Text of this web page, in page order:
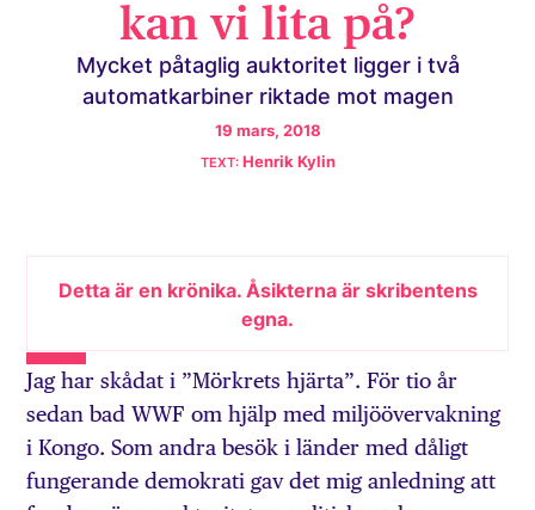
kan vi lita på?
Mycket påtaglig auktoritet ligger i två
automatkarbiner riktade mot magen
19 mars, 2018
Henrik Kylin
Detta är en krönika. Åsikterna är skribentens
egna.
Jag har skådat i ”Mörkrets hjärta”. För tio år
sedan bad WWF om hjälp med miljö­övervakning
i Kongo. Som andra besök i länder med dåligt
fungerande demokrati gav det mig anledning att